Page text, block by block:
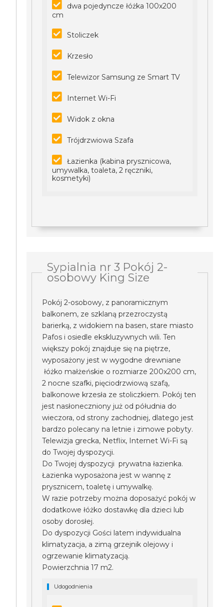
dwa pojedyncze łóżka 100x200
cm
Stoliczek
Krzesło
Telewizor Samsung ze Smart TV
Internet Wi-Fi
Widok z okna
Trójdrzwiowa Szafa
Łazienka (kabina prysznicowa,
umywalka, toaleta, 2 ręczniki,
kosmetyki)
Sypialnia nr 3 Pokój 2-
osobowy King Size
Pokój 2-osobowy, z panoramicznym
balkonem, ze szklaną przezroczystą
barierką, z widokiem na basen, stare miasto
Pafos i osiedle ekskluzywnych wili. Ten
większy pokój znajduje się na piętrze,
wyposażony jest w wygodne drewniane
łóżko małżeńskie o rozmiarze 200x200 cm,
2 nocne szafki, pięciodrzwiową szafą,
balkonowe krzesła ze stoliczkiem. Pokój ten
jest nasłoneczniony już od półudnia do
wieczora, od strony zachodniej, dlatego jest
bardzo polecany na letnie i zimowe pobyty.
Telewizja grecka, Netflix, Internet Wi-Fi są
do Twojej dyspozycji.
Do Twojej dyspozycji prywatna łazienka.
Łazienka wyposażona jest w wannę z
prysznicem, toaletę i umywalkę.
W razie potrzeby można doposażyć pokój w
dodatkowe łóżko dostawkę dla dzieci lub
osoby dorosłej.
Do dyspozycji Gości latem indywidualna
klimatyzacja, a zimą grzejnik olejowy i
ogrzewanie klimatyzacją.
Powierzchnia 17 m2.
Udogodnienia